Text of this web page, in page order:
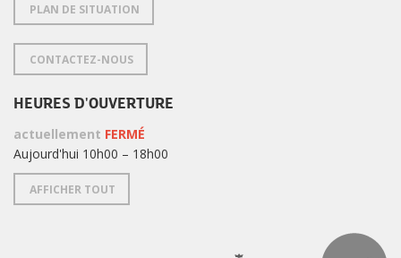
PLAN DE SITUATION
CONTACTEZ-NOUS
HEURES D'OUVERTURE
actuellement FERMÉ
Aujourd'hui 10h00 – 18h00
AFFICHER TOUT